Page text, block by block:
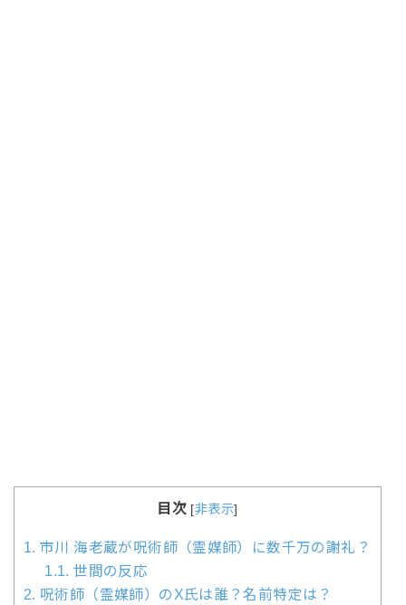
目次 [非表示]
1. 市川 海老蔵が呪術師（霊媒師）に数千万の謝礼？
1.1. 世間の反応
2. 呪術師（霊媒師）のX氏は誰？名前特定は？